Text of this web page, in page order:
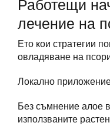
Работещи
лечение на
Ето кои стратегии
овладяване на
Локално
Без съмнение алое
използваните